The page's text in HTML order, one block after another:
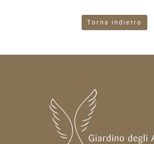
Torna indietro